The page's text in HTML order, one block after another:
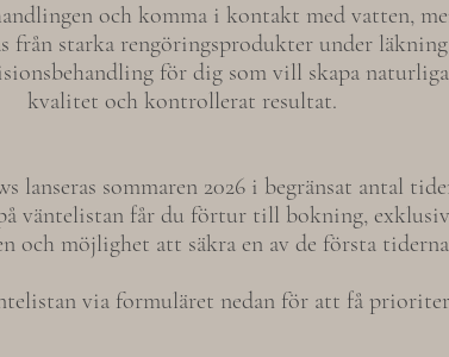
och komma i kontakt med vatten,
från starka rengöringsprodukter under
för dig som vill skapa
kvalitet och kontrollerat resultat.
lanseras sommaren 2026 i begränsat antal
väntelistan får du förtur till bokning,
och möjlighet att säkra en av de första
via formuläret nedan för att få